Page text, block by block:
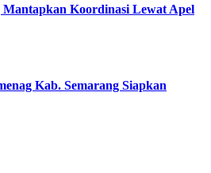
Mantapkan Koordinasi Lewat Apel
Kab. Semarang Siapkan